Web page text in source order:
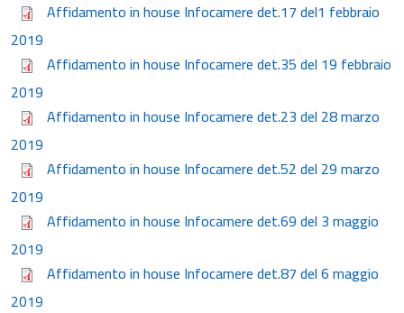
Affidamento in house Infocamere det.17 del1 febbraio
2019
Affidamento in house Infocamere det.35 del 19 febbraio
2019
Affidamento in house Infocamere det.23 del 28 marzo
2019
Affidamento in house Infocamere det.52 del 29 marzo
2019
Affidamento in house Infocamere det.69 del 3 maggio
2019
Affidamento in house Infocamere det.87 del 6 maggio
2019